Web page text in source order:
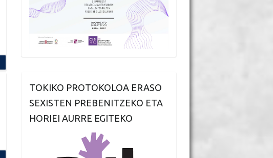
TOKIKO PROTOKOLOA ERASO
SEXISTEN PREBENITZEKO ETA
HORIEI AURRE EGITEKO